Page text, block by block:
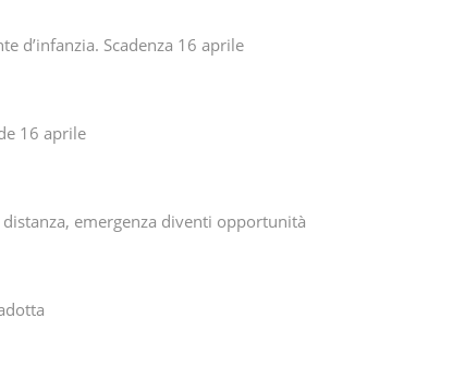
d’infanzia. Scadenza 16 aprile
16 aprile
emergenza diventi opportunità